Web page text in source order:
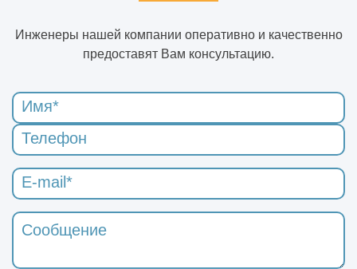
Инженеры нашей компании оперативно и качественно
предоставят Вам консультацию.